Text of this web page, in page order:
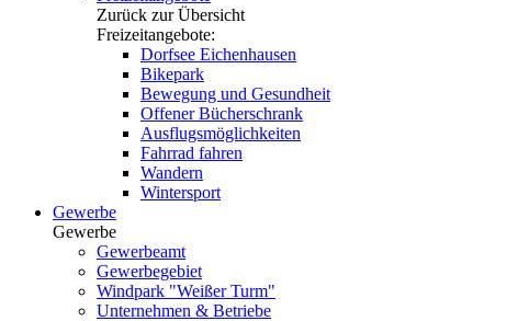
Zurück zur Übersicht
Freizeitangebote:
Dorfsee Eichenhausen
Bikepark
Bewegung und Gesundheit
Offener Bücherschrank
Ausflugsmöglichkeiten
Fahrrad fahren
Wandern
Wintersport
Gewerbe
Gewerbe
Gewerbeamt
Gewerbegebiet
Windpark "Weißer Turm"
Unternehmen & Betriebe